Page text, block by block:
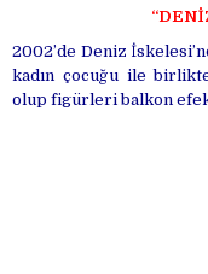
2002’de Deniz
kadın çocuğu ile
olup figürleri balkon